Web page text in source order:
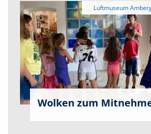
Wolken zum